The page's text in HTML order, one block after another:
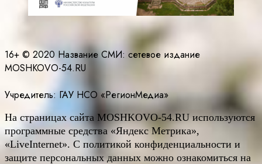
16+ © 2020 Название СМИ: cетевое издание
MOSHKOVO-54.RU
Учредитель: ГАУ НСО «РегионМедиа»
На страницах сайта MOSHKOVO-54.RU используются
программные средства «Яндекс Метрика»,
«LiveInternet». С политикой конфиденциальности и
защите персональных данных можно ознакомиться на